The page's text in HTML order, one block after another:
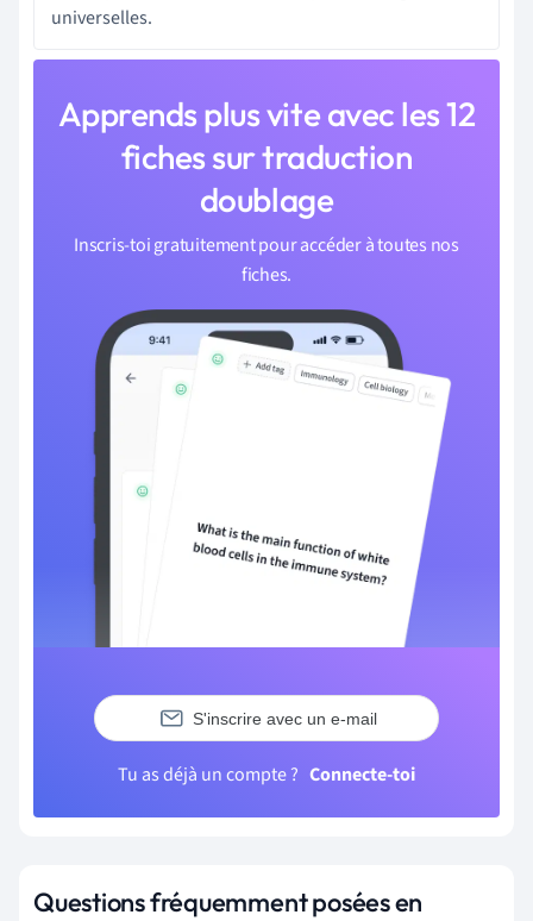
universelles.
Apprends plus vite avec les 12
fiches sur traduction
doublage
Inscris-toi gratuitement pour accéder à toutes nos
fiches.
S'inscrire avec un e-mail
Tu as déjà un compte ? Connecte-toi
Questions fréquemment posées en